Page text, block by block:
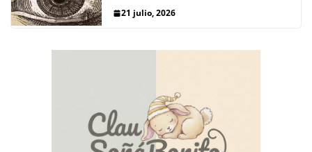
21 julio, 2026